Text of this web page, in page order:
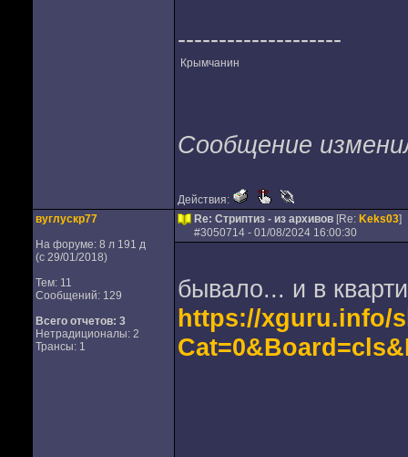
--------------------
Крымчанин
Сообщение
Действия:
вуглускр77
На форуме: 8 л 191 д
(с 29/01/2018)
Тем: 11
Сообщений: 129
Всего отчетов: 3
Нетрадиционалы: 2
Трансы: 1
Re: Стриптиз - из архивов [Re: Keks03]
#3050714- 01/08/2024 16:00:30
бывало... и в
https://xguru.info/